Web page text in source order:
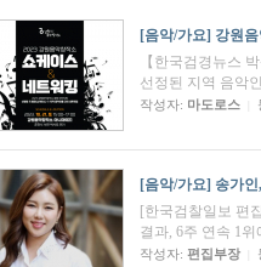
[음악/가요] 강원
【한국검경뉴스
선정된 지역 음악
작성자: 마도로스
[음악/가요] 송가
[한국검찰일보 편
결과, 6주 연속 1
작성자: 편집부장